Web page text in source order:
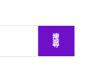
搜
尋